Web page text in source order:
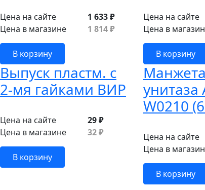
Цена на сайте
1 633 ₽
Цена в магазине
1 814 ₽
В корзину
Цена на сайте
Цена в
В корзину
Выпуск пластм. с
2-мя гайками ВИР
Цена на сайте
29 ₽
Цена в магазине
32 ₽
В корзину
W0210
Цена на сайте
Цена в
В корзину